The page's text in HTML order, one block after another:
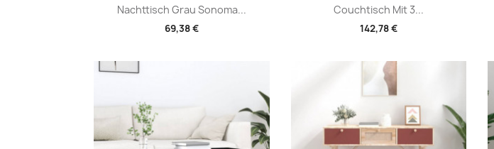
Nachttisch Grau Sonoma...
69,38 €
Vorschau Couchtisch Mit 3...
142,78 €
Vorschau